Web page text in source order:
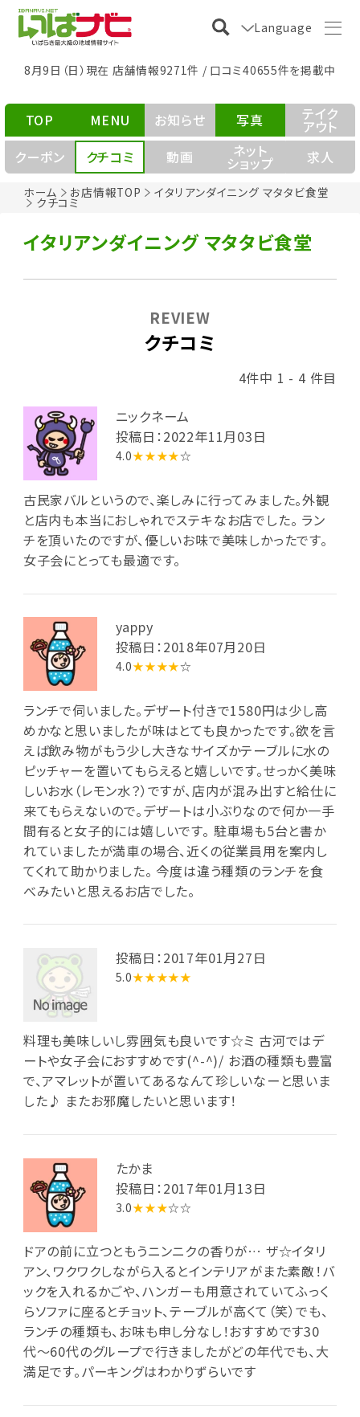
Language
8月9日（日）現在 店舗情報9271件 / 口コミ40655件を掲載中
ホーム お店情報TOP イタリアンダイニング マタタビ食堂
クチコミ
TOP MENU お知らせ 写真 テイク
アウト
クーポン
クチコミ 動画 ネット
ショップ 求人
イタリアンダイニング マタタビ食堂
クチコミ
REVIEW
4件中 1 - 4 件目
ニックネーム
投稿日：2022年11月03日
4.0★★★★☆
古民家バルというので、楽しみに行ってみました。外観
と店内も本当におしゃれでステキなお店でした。 ラン
チを頂いたのですが、優しいお味で美味しかったです。
女子会にとっても最適です。
yappy
投稿日：2018年07月20日
4.0★★★★☆
ランチで伺いました。デザート付きで1580円は少し高
めかなと思いましたが味はとても良かったです。欲を言
えば飲み物がもう少し大きなサイズかテーブルに水の
ピッチャーを置いてもらえると嬉しいです。せっかく美味
しいお水（レモン水？）ですが、店内が混み出すと給仕に
来てもらえないので。デザートは小ぶりなので何か一手
間有ると女子的には嬉しいです。 駐車場も5台と書か
れていましたが満車の場合、近くの従業員用を案内し
てくれて助かりました。 今度は違う種類のランチを食
べみたいと思えるお店でした。
投稿日：2017年01月27日
5.0★★★★★
料理も美味しいし雰囲気も良いです☆ミ 古河ではデ
ートや女子会におすすめです(^-^)/ お酒の種類も豊富
で、アマレットが置いてあるなんて珍しいなーと思いま
した♪ またお邪魔したいと思います！
たかま
投稿日：2017年01月13日
3.0★★★☆☆
ドアの前に立つともうニンニクの香りが… ザ☆イタリ
アン、ワクワクしながら入るとインテリアがまた素敵！バ
ックを入れるかごや、ハンガーも用意されていてふっく
らソファに座るとチョット、テーブルが高くて（笑）でも、
ランチの種類も、お味も申し分なし！おすすめです30
代〜60代のグループで行きましたがどの年代でも、大
満足です。パーキングはわかりずらいです